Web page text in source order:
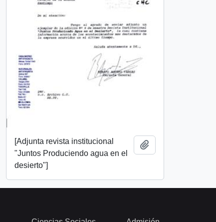
[Adjunta revista institucional
"Juntos Produciendo agua en el
desierto"]